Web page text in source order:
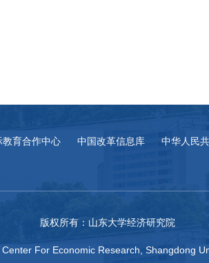
教育合作中心 中国改革信息库 中华人民
版权所有：山东大学经济研究院
For Economic Research, Shangdong